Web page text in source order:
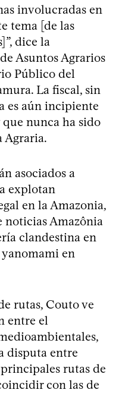
involucradas en
tema [de las
dice la
Asuntos Agrarios
Público del
La fiscal, sin
es aún incipiente
nunca ha sido
Agraria.
asociados a
explotan
en la Amazonia,
noticias Amazônia
clandestina en
yanomami en
rutas, Couto ve
entre el
disputa entre
rutas de
con las de